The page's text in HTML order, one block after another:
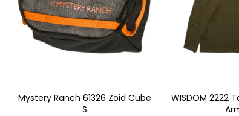
Mystery Ranch 61326 Zoid Cube
S
WISDOM 2222